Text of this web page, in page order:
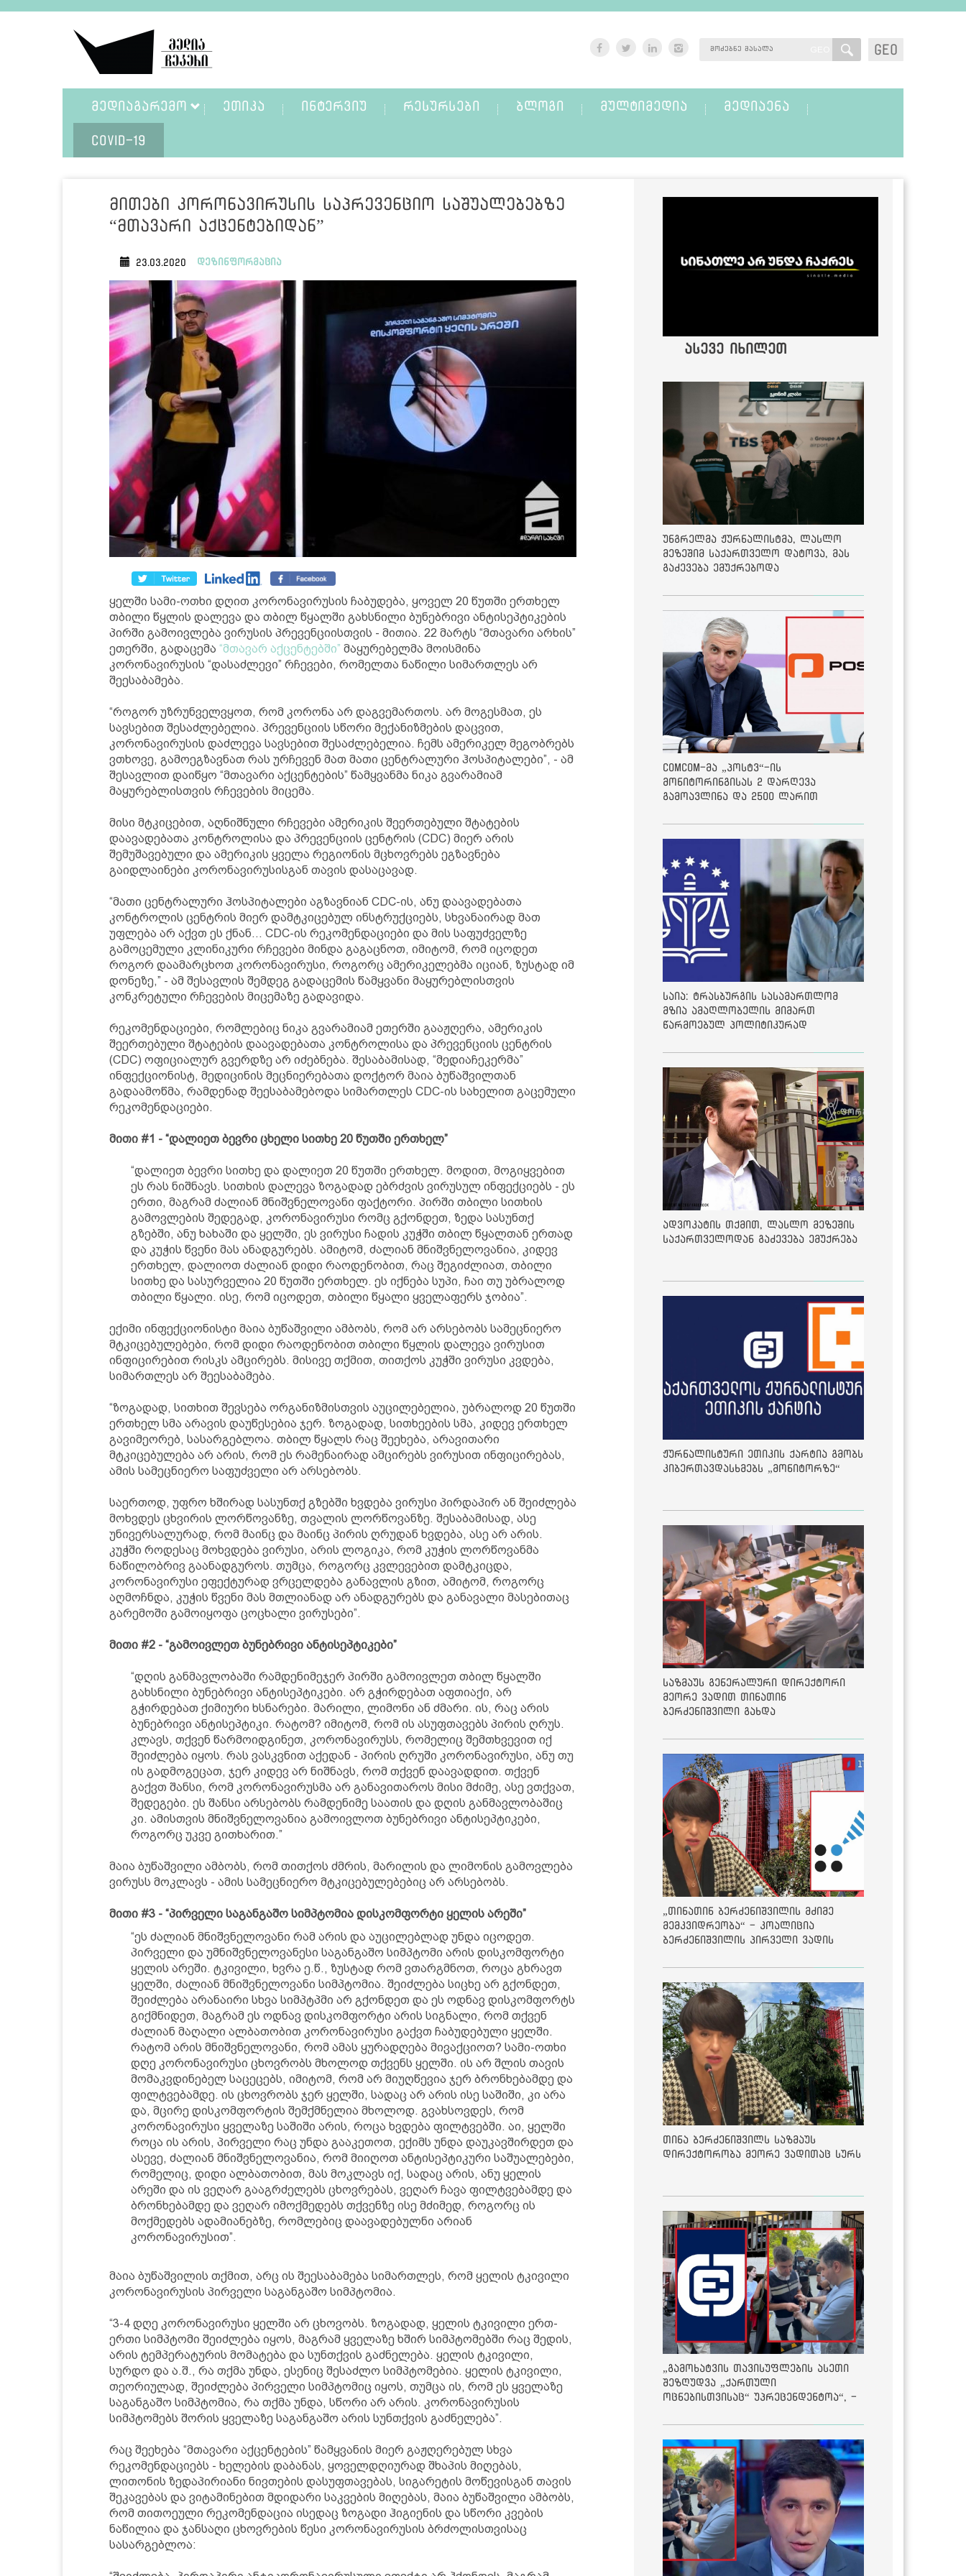
GEO
ᲛᲔᲓᲘᲐᲒᲐᲠᲔᲛᲝ ᲔᲗᲘᲙᲐ ᲘᲜᲢᲔᲠᲕᲘᲣ ᲠᲔᲡᲣᲠᲡᲔᲑᲘ ᲑᲚᲝᲒᲘ ᲛᲣᲚᲢᲘᲛᲔᲓᲘᲐ ᲛᲔᲓᲘᲐᲔᲜᲐ
COVID-19
მითები კორონავირუსის საპრევენციო საშუალებებზე
“მთავარი აქცენტებიდან”
23.03.2020 დეზინფორმაცია
ყელში სამი-ოთხი დღით კორონავირუსის ჩაბუდება, ყოველ 20 წუთში ერთხელ
თბილი წყლის დალევა და თბილ წყალში გახსნილი ბუნებრივი ანტისეპტიკების
პირში გამოივლება ვირუსის პრევენციისთვის - მითია. 22 მარტს “მთავარი არხის”
ეთერში, გადაცემა “მთავარ აქცენტებში” მაყურებელმა მოისმინა
კორონავირუსის “დასაძლევი” რჩევები, რომელთა ნაწილი სიმართლეს არ
შეესაბამება.
“როგორ უზრუნველვყოთ, რომ კორონა არ დაგვემართოს. არ მოგესმათ, ეს
სავსებით შესაძლებელია. პრევენციის სწორი მექანიზმების დაცვით,
კორონავირუსის დაძლევა სავსებით შესაძლებელია. ჩემს ამერიკელ მეგობრებს
ვთხოვე, გამოეგზავნათ რას ურჩევენ მათ მათი ცენტრალური ჰოსპიტალები”, - ამ
შესავლით დაიწყო “მთავარი აქცენტების” წამყვანმა ნიკა გვარამიამ
მაყურებლისთვის რჩევების მიცემა.
მისი მტკიცებით, აღნიშნული რჩევები ამერიკის შეერთებული შტატების
დაავადებათა კონტროლისა და პრევენციის ცენტრის (CDC) მიერ არის
შემუშავებული და ამერიკის ყველა რეგიონის მცხოვრებს ეგზავნება
გაიდლაინები კორონავირუსისგან თავის დასაცავად.
“მათი ცენტრალური ჰოსპიტალები აგზავნიან CDC-ის, ანუ დაავადებათა
კონტროლის ცენტრის მიერ დამტკიცებულ ინსტრუქციებს, სხვანაირად მათ
უფლება არ აქვთ ეს ქნან… CDC-ის რეკომენდაციები და მის საფუძველზე
გამოცემული კლინიკური რჩევები მინდა გაგაცნოთ, იმიტომ, რომ იცოდეთ
როგორ დაამარცხოთ კორონავირუსი, როგორც ამერიკელებმა იციან, ზუსტად იმ
დონეზე,” - ამ შესავლის შემდეგ გადაცემის წამყვანი მაყურებლისთვის
კონკრეტული რჩევების მიცემაზე გადავიდა.
რეკომენდაციები, რომლებიც ნიკა გვარამიამ ეთერში გააჟღერა, ამერიკის
შეერთებული შტატების დაავადებათა კონტროლისა და პრევენციის ცენტრის
(CDC) ოფიციალურ გვერდზე არ იძებნება. შესაბამისად, “მედიაჩეკერმა”
ინფექციონისტ, მედიცინის მეცნიერებათა დოქტორ მაია ბუწაშვილთან
გადაამოწმა, რამდენად შეესაბამებოდა სიმართლეს CDC-ის სახელით გაცემული
რეკომენდაციები.
მითი #1 - “დალიეთ ბევრი ცხელი სითხე 20 წუთში ერთხელ”
“დალიეთ ბევრი სითხე და დალიეთ 20 წუთში ერთხელ. მოდით, მოგიყვებით
ეს რას ნიშნავს. სითხის დალევა ზოგადად ებრძვის ვირუსულ ინფექციებს - ეს
ერთი, მაგრამ ძალიან მნიშვნელოვანი ფაქტორი. პირში თბილი სითხის
გამოვლების შედეგად, კორონავირუსი რომც გქონდეთ, ზედა სასუნთქ
გზებში, ანუ ხახაში და ყელში, ეს ვირუსი ჩადის კუჭში თბილ წყალთან ერთად
და კუჭის წვენი მას ანადგურებს. ამიტომ, ძალიან მნიშვნელოვანია, კიდევ
ერთხელ, დალიოთ ძალიან დიდი რაოდენობით, რაც შეგიძლიათ, თბილი
სითხე და სასურველია 20 წუთში ერთხელ. ეს იქნება სუპი, ჩაი თუ უბრალოდ
თბილი წყალი. ისე, რომ იცოდეთ, თბილი წყალი ყველაფერს ჯობია”.
ექიმი ინფექციონისტი მაია ბუწაშვილი ამბობს, რომ არ არსებობს სამეცნიერო
მტკიცებულებები, რომ დიდი რაოდენობით თბილი წყლის დალევა ვირუსით
ინფიცირებით რისკს ამცირებს. მისივე თქმით, თითქოს კუჭში ვირუსი კვდება,
სიმართლეს არ შეესაბამება.
“ზოგადად, სითხით შევსება ორგანიზმისთვის აუცილებელია, უბრალოდ 20 წუთში
ერთხელ სმა არავის დაუწესებია ჯერ. ზოგადად, სითხეების სმა, კიდევ ერთხელ
გავიმეორებ, სასარგებლოა. თბილ წყალს რაც შეეხება, არავითარი
მტკიცებულება არ არის, რომ ეს რამენაირად ამცირებს ვირუსით ინფიცირებას,
ამის სამეცნიერო საფუძველი არ არსებობს.
საერთოდ, უფრო ხშირად სასუნთქ გზებში ხვდება ვირუსი პირდაპირ ან შეიძლება
მოხვდეს ცხვირის ლორწოვანზე, თვალის ლორწოვანზე. შესაბამისად, ასე
უნივერსალურად, რომ მაინც და მაინც პირის ღრუდან ხვდება, ასე არ არის.
კუჭში როდესაც მოხვდება ვირუსი, არის ლოგიკა, რომ კუჭის ლორწოვანმა
ნაწილობრივ გაანადგუროს. თუმცა, როგორც კვლევებით დამტკიცდა,
კორონავირუსი ეფექტურად ვრცელდება განავლის გზით, ამიტომ, როგორც
აღმოჩნდა, კუჭის წვენი მას მთლიანად არ ანადგურებს და განავალი მასებითაც
გარემოში გამოიყოფა ცოცხალი ვირუსები”.
მითი #2 - “გამოივლეთ ბუნებრივი ანტისეპტიკები”
“დღის განმავლობაში რამდენიმეჯერ პირში გამოივლეთ თბილ წყალში
გახსნილი ბუნებრივი ანტისეპტიკები. არ გჭირდებათ აფთიაქი, არ
გჭირდებათ ქიმიური ხსნარები. მარილი, ლიმონი ან ძმარი. ის, რაც არის
ბუნებრივი ანტისეპტიკი. რატომ? იმიტომ, რომ ის ასუფთავებს პირის ღრუს.
კლავს, თქვენ წარმოიდგინეთ, კორონავირუსს, რომელიც შემთხვევით იქ
შეიძლება იყოს. რას ვასკვნით აქედან - პირის ღრუში კორონავირუსი, ანუ თუ
ის გადმოგეცათ, ჯერ კიდევ არ ნიშნავს, რომ თქვენ დაავადდით. თქვენ
გაქვთ შანსი, რომ კორონავირუსმა არ განავითაროს მისი მძიმე, ასე ვთქვათ,
შედეგები. ეს შანსი არსებობს რამდენიმე საათის და დღის განმავლობაშიც
კი. ამისთვის მნიშვნელოვანია გამოივლოთ ბუნებრივი ანტისეპტიკები,
როგორც უკვე გითხარით.”
მაია ბუწაშვილი ამბობს, რომ თითქოს ძმრის, მარილის და ლიმონის გამოვლება
ვირუსს მოკლავს - ამის სამეცნიერო მტკიცებულებებიც არ არსებობს.
მითი #3 - “პირველი საგანგაშო სიმპტომია დისკომფორტი ყელის არეში”
“ეს ძალიან მნიშვნელოვანი რამ არის და აუცილებლად უნდა იცოდეთ.
პირველი და უმნიშვნელოვანესი საგანგაშო სიმპტომი არის დისკომფორტი
ყელის არეში. ტკივილი, ხვრა ე.წ., ზუსტად რომ ვთარგმნოთ, როცა გხრავთ
ყელში, ძალიან მნიშვნელოვანი სიმპტომია. შეიძლება სიცხე არ გქონდეთ,
შეიძლება არანაირი სხვა სიმპტპმი არ გქონდეთ და ეს ოდნავ დისკომფორტს
გიქმნიდეთ, მაგრამ ეს ოდნავ დისკომფორტი არის სიგნალი, რომ თქვენ
ძალიან მაღალი ალბათობით კორონავირუსი გაქვთ ჩაბუდებული ყელში.
რატომ არის მნიშვნელოვანი, რომ ამას ყურადღება მივაქციოთ? სამი-ოთხი
დღე კორონავირუსი ცხოვრობს მხოლოდ თქვენს ყელში. ის არ შლის თავის
მომაკვდინებელ საცეცებს, იმიტომ, რომ არ მიუღწევია ჯერ ბრონხებამდე და
ფილტვებამდე. ის ცხოვრობს ჯერ ყელში, სადაც არ არის ისე საშიში, კი არა
და, მცირე დისკომფორტის შემქმნელია მხოლოდ. გვახსოვდეს, რომ
კორონავირუსი ყველაზე საშიში არის, როცა ხვდება ფილტვებში. აი, ყელში
როცა ის არის, პირველი რაც უნდა გააკეთოთ, ექიმს უნდა დაუკავშირდეთ და
ასევე, ძალიან მნიშვნელოვანია, რომ მიიღოთ ანტისეპტიკური საშუალებები,
რომელიც, დიდი ალბათობით, მას მოკლავს იქ, სადაც არის, ანუ ყელის
არეში და ის ვეღარ გააგრძელებს ცხოვრებას, ვეღარ ჩავა ფილტვებამდე და
ბრონხებამდე და ვეღარ იმოქმედებს თქვენზე ისე მძიმედ, როგორც ის
მოქმედებს ადამიანებზე, რომლებიც დაავადებულნი არიან
კორონავირუსით”.
მაია ბუწაშვილის თქმით, არც ის შეესაბამება სიმართლეს, რომ ყელის ტკივილი
კორონავირუსის პირველი საგანგაშო სიმპტომია.
“3-4 დღე კორონავირუსი ყელში არ ცხოვობს. ზოგადად, ყელის ტკივილი ერთ-
ერთი სიმპტომი შეიძლება იყოს, მაგრამ ყველაზე ხშირ სიმპტომებში რაც შედის,
არის ტემპერატურის მომატება და სუნთქვის გაძნელება. ყელის ტკივილი,
სურდო და ა.შ., რა თქმა უნდა, ესენიც შესაძლო სიმპტომებია. ყელის ტკივილი,
თეორიულად, შეიძლება პირველი სიმპტომიც იყოს, თუმცა ის, რომ ეს ყველაზე
საგანგაშო სიმპტომია, რა თქმა უნდა, სწორი არ არის. კორონავირუსის
სიმპტომებს შორის ყველაზე საგანგაშო არის სუნთქვის გაძნელება”.
რაც შეეხება “მთავარი აქცენტების” წამყვანის მიერ გაჟღერებულ სხვა
რეკომენდაციებს - ხელების დაბანას, ყოველდღიურად შხაპის მიღებას,
ლითონის ზედაპირიანი ნივთების დასუფთავებას, სიგარეტის მოწევისგან თავის
შეკავებას და ვიტამინებით მდიდარი საკვების მიღებას, მაია ბუწაშვილი ამბობს,
რომ თითოეული რეკომენდაცია ისედაც ზოგადი ჰიგიენის და სწორი კვების
ნაწილია და ჯანსაღი ცხოვრების წესი კორონავირუსის ბრძოლისთვისაც
სასარგებლოა:
ასევე იხილეთ
უნგრელმა ჟურნალისტმა, ლასლო
მეზეშიმ საქართველო დატოვა, მას
გაძევება ემუქრებოდა
ComCom-მა „პოსტვ“-ის
მონიტორინგისას 2 დარღევა
გამოავლინა და 2500 ლარით
საია: ტრასბურგის სასამართლომ
მზია ამაღლობელის მიმართ
წარმოებულ პოლიტიკურად
მეოთხე საჩივარი დაარეგისტრირა
ადვოკატის თქმით, ლასლო მეზეშის
საქართველოდან გაძევება ემუქრება
ჟურნალისტური ეთიკის ქარტია გმობს
კიბერთავდასხმებს „მონიტორზე“
საზმაუს გენერალური დირექტორი
მეორე ვადით თინათინ
ბერძენიშვილი გახდა
„თინათინ ბერძენიშვილის მძიმე
მემკვიდრეობა“ - კოალიცია
ბერძენიშვილის პირველი ვადის
თინა ბერძენიშვილს საზმაუს
დირექტორობა მეორე ვადითაც სურს
„გამოხატვის თავისუფლების ასეთი
შეზღუდვა „ქართული
ოცნებისთვისაც“ უპრეცენდენტოა“, -